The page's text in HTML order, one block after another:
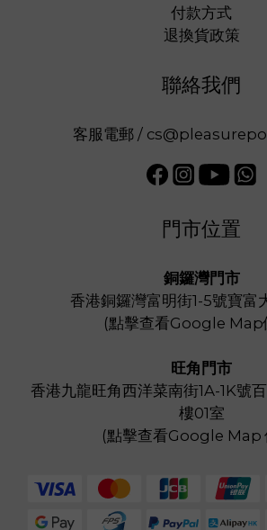
付款方式
退換貨政策
聯絡我們
客服電郵 /
門市位置
銅鑼灣門市
香港銅鑼灣富明街1-5號寶富
(點擊查看Google Map
旺角門市
香港九龍旺角西洋菜南街1A-1K號
樓01室
(點擊查看Google Map